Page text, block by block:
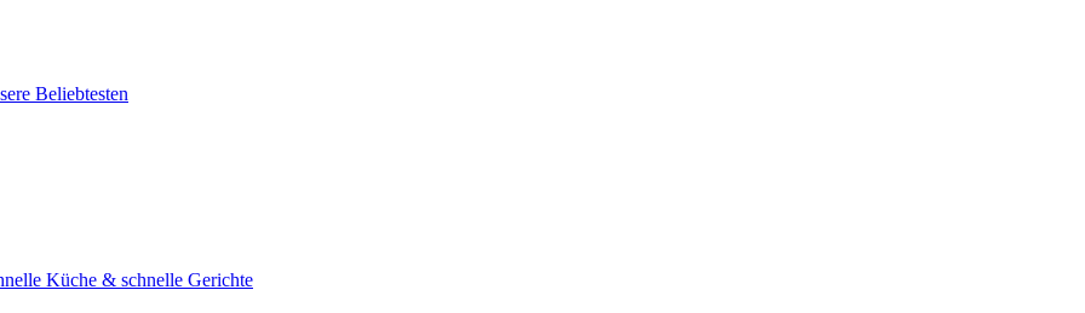
Beliebtesten
Küche & schnelle Gerichte